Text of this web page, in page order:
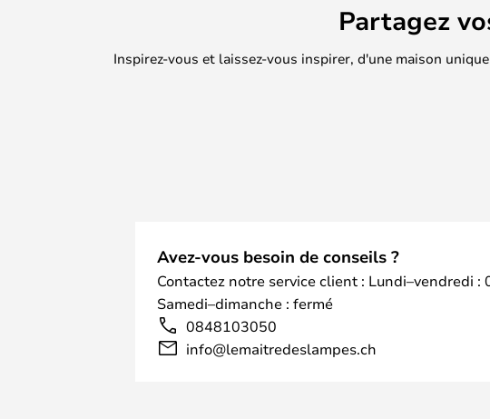
Partagez
Inspirez-vous et laissez-vous inspirer, d'une maison
Avez-vous besoin de conseils ?
Contactez notre service client : Lundi–vendredi :
Samedi–dimanche : fermé
0848103050
info@lemaitredeslampes.ch